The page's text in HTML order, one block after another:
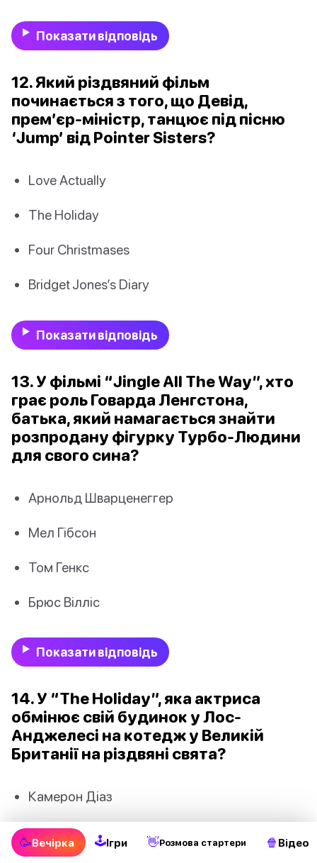
Показати відповідь
12. Який різдвяний фільм
починається з того, що Девід,
прем’єр-міністр, танцює під пісню
‘Jump’ від Pointer Sisters?
Love Actually
The Holiday
Four Christmases
Bridget Jones’s Diary
Показати відповідь
13. У фільмі “Jingle All The Way”, хто
грає роль Говарда Ленгстона,
батька, який намагається знайти
розпродану фігурку Турбо-Людини
для свого сина?
Арнольд Шварценеггер
Мел Гібсон
Том Генкс
Брюс Вілліс
Показати відповідь
14. У “The Holiday”, яка актриса
обмінює свій будинок у Лос-
Анджелесі на котедж у Великій
Британії на різдвяні свята?
Камерон Діаз
Кейт Вінслет
🥳Вечірка 🕹Ігри 👋Pозмова стартери 🍿 Відео